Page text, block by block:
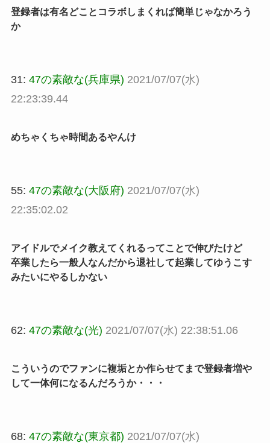
登録者は有名どことコラボしまくれば簡単じゃなかろう
か
31: 47の素敵な(兵庫県) 2021/07/07(水)
22:23:39.44
めちゃくちゃ時間あるやんけ
55: 47の素敵な(大阪府) 2021/07/07(水)
22:35:02.02
アイドルでメイク教えてくれるってことで伸びたけど
卒業したら一般人なんだから退社して起業してゆうこす
みたいにやるしかない
62: 47の素敵な(光) 2021/07/07(水) 22:38:51.06
こういうのでファンに複垢とか作らせてまで登録者増や
して一体何になるんだろうか・・・
68: 47の素敵な(東京都) 2021/07/07(水)